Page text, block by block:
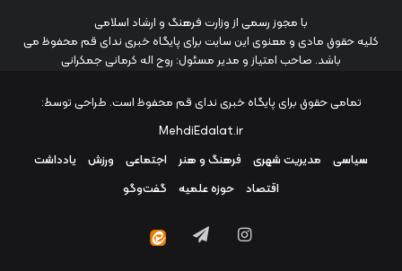
با مجوز رسمی از وزارت فرهنگ و ارشاد اسلامی
کلیه حقوق مادی و معنوی این سایت برای پایگاه خبری ندای قم محفوظ می
باشد. صاحب امتیاز و مدیر مسئول: روح اله کرمانی جمکرانی
تمامی حقوق برای پایگاه خبری ندای قم محفوظ است. طراحی توسط:
MehdiEdalat.ir
سیاسی
مدیریت شهری فرهنگ و هنر اجتماعی ورزش
یادداشت
اقتصاد
حوزه علمیه گفت‌وگو
اینستاگرامتلگرام